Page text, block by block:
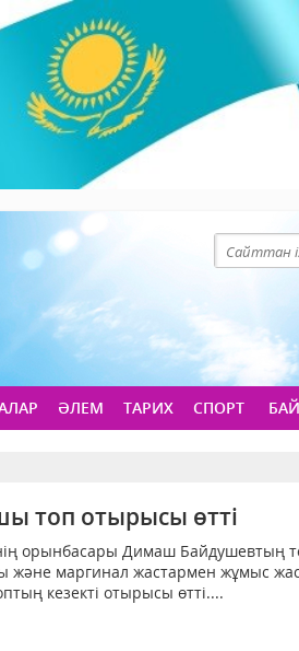
ӘЛЕМ ТАРИХ СПОРТ
топ отырысы өтті
орынбасары Димаш Байдушевтың
және маргинал жастармен жұмыс
кезекті отырысы өтті....